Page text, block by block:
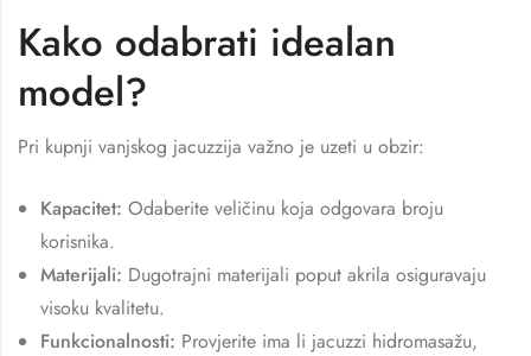
Kako odabrati idealan
model?
Pri kupnji vanjskog jacuzzija važno je uzeti u obzir:
Kapacitet: Odaberite veličinu koja odgovara broju
korisnika.
Materijali: Dugotrajni materijali poput akrila osiguravaju
visoku kvalitetu.
Funkcionalnosti: Provjerite ima li jacuzzi hidromasažu,